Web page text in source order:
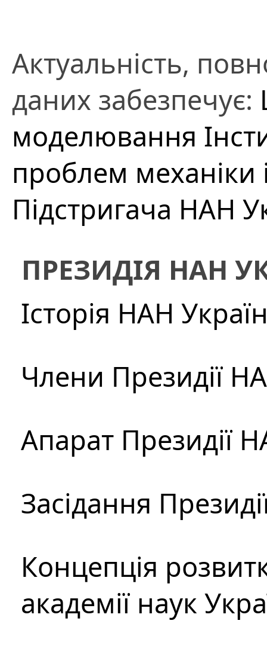
Актуальність,
даних забезпечує:
моделювання
проблем механіки
Підстригача НАН
ПРЕЗИДІЯ НАН
Історія НАН
Члени Президії
Апарат Президії
Засідання
Концепція
академії наук